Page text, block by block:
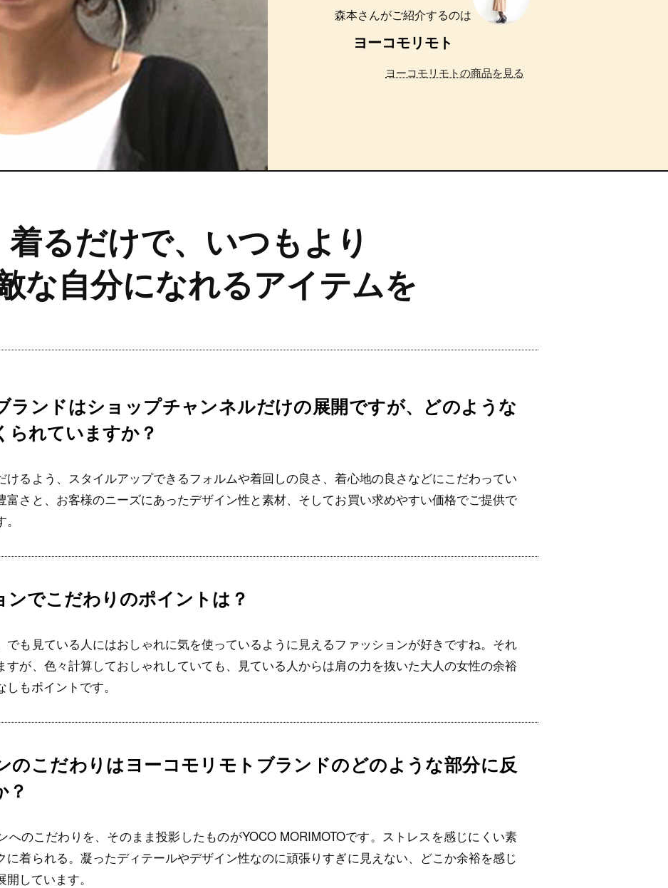
森本さんがご紹介するのは
ヨーコモリモト
ヨーコモリモトの商品を見る
着るだけで、いつもより
な自分になれるアイテムを
ランドはショップチャンネルだけの展開ですが、どのような
られていますか？
けるよう、スタイルアップできるフォルムや着回しの良さ、着心地の良さなどにこだわってい
富さと、お客様のニーズにあったデザイン性と素材、そしてお買い求めやすい価格でご提供で
でこだわりのポイントは？
でも見ている人にはおしゃれに気を使っているように見えるファッションが好きですね。それ
すが、色々計算しておしゃれしていても、見ている人からは肩の力を抜いた大人の女性の余裕
もポイントです。
のこだわりはヨーコモリモトブランドのどのような部分に反
？
へのこだわりを、そのまま投影したものがYOCO MORIMOTOです。ストレスを感じにくい素
に着られる。凝ったディテールやデザイン性なのに頑張りすぎに見えない、どこか余裕を感じ
しています。